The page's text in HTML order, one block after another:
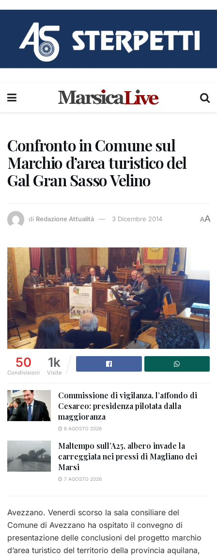
Confronto in Comune sul
Marchio d’area turistico del
Gal Gran Sasso Velino
di Redazione Attualità 3 Dicembre 2014 AA
50
Condivisioni
1k
Visite
Commissione di vigilanza, l’affondo di
Cesareo: presidenza pilotata dalla
maggioranza
8 AGOSTO 2026
Maltempo sull’A25, albero invade la
carreggiata nei pressi di Magliano dei
Marsi
7 AGOSTO 2026
Avezzano. Venerdì scorso la sala consiliare del
Comune di Avezzano ha ospitato il convegno di
presentazione delle conclusioni del progetto marchio
d’area turistico del territorio della provincia aquilana,